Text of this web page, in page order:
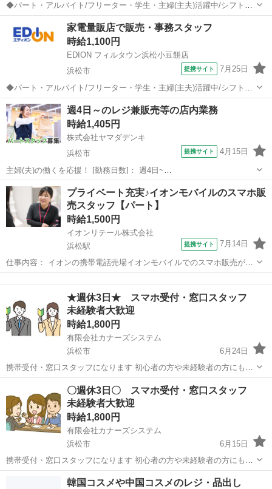
◆パート・アルバイト/フリーター・学生・主婦(主夫)活躍中/シフト制/
事務作業もあり◆ レジ、商品管理、接客、販売、事務などをお願いし
ます。 まずは明るい挨拶ができれば大丈夫。 家電の知識は研修や実務
を通して身に付けられる...
浜松市 携帯ショップ
家電量販店で販売・事務スタッフ
時給1,100円
EDION フィルタウン浜松小豆餅店
浜松市
提携サイト 7月25日
◆パート・アルバイト/フリーター・学生・主婦(主夫)活躍中/シフト制/
事務作業もあり◆ レジ、商品管理、接客、販売、事務などをお願いし
ます。 まずは明るい挨拶ができれば大丈夫。 家電の知識は研修や実務
を通して身に付けられる...
静岡 浜松市 携帯ショップ
週4日～のレジ兼販売等の店内業務
時給1,405円
株式会社ヤマダデンキ
浜松市
提携サイト 4月15日
主婦(夫)の働くを応援！ [勤務日数]： 週4日~
10:00~17:00/10:00~18:30/11:00~18:00/11:30~20:00/13:00~20:00 月/
火/水/木/金/土/日 などから選べます [...
静岡 浜松市 携帯ショップ
プライベート充実♪イオンモバイルのスマホ販
売スタッフ【パート】
時給1,500円
イオンリテール株式会社
浜松駅
提携サイト 7月14日
仕事内容： イオンの携帯電話売場イオンモバイルでのスマホ販売が主
なお仕事です。 店頭での接客から、契約の手続き、携帯電話の初期設
定、受け渡しまでを担当していただきます。 まずは来店されたお客さ
まに声をかけ、ご用件をヒアリン...
★週休3日★ スマホ受付・窓口スタッフ
未経験者大歓迎
時給1,800円
有限会社カナーズシステム
浜松市
6月24日
携帯受付・窓口スタッフになります 初心者の方や未経験者の方にも簡
単な研修がありますので安心です ９割以上の方が未経験スタートです
ので安心です 〇スマホ受付窓口 〇操作方法の案内・説明 〇各種手続
き（新規・変更・...
携帯ショップ スタッフ
〇週休3日〇 スマホ受付・窓口スタッフ
未経験者大歓迎
時給1,800円
有限会社カナーズシステム
浜松市
6月15日
携帯受付・窓口スタッフになります 初心者の方や未経験者の方にも簡
単な研修がありますので安心です ９割以上の方が未経験スタートです
浜松市 携帯ショップ スタッフ
韓国コスメや中国コスメのレジ・品出し